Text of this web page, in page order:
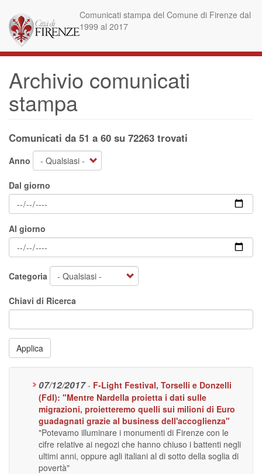
contenuto
principale
Comunicati stampa del Comune di Firenze dal
1999 al 2017
Archivio comunicati
stampa
Comunicati da 51 a 60 su 72263 trovati
Anno
Dal giorno
Al giorno
Categoria
Chiavi di Ricerca
Applica
07/12/2017 - F-Light Festival, Torselli e Donzelli
(FdI): "Mentre Nardella proietta i dati sulle
migrazioni, proietteremo quelli sui milioni di Euro
guadagnati grazie al business dell'accoglienza"
"Potevamo illuminare i monumenti di Firenze con le
cifre relative ai negozi che hanno chiuso i battenti negli
ultimi anni, oppure agli italiani al di sotto della soglia di
povertà"